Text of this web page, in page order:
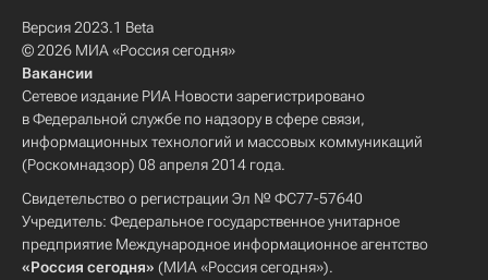
Версия 2023.1 Beta
© 2026 МИА «Россия сегодня»
Вакансии
Сетевое издание РИА Новости зарегистрировано
в Федеральной службе по надзору в сфере связи,
информационных технологий и массовых коммуникаций
(Роскомнадзор) 08 апреля 2014 года.
Свидетельство о регистрации Эл № ФС77-57640
Учредитель: Федеральное государственное унитарное
предприятие Международное информационное агентство
«Россия сегодня» (МИА «Россия сегодня»).